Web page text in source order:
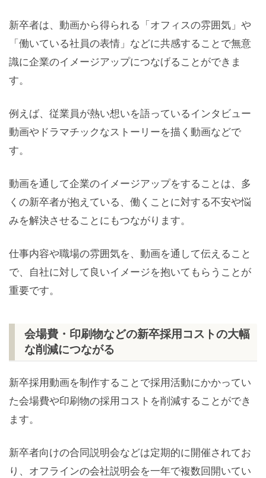
新卒者は、動画から得られる「オフィスの雰囲気」や
「働いている社員の表情」などに共感することで無意
識に企業のイメージアップにつなげることができま
す。
例えば、従業員が熱い想いを語っているインタビュー
動画やドラマチックなストーリーを描く動画などで
す。
動画を通して企業のイメージアップをすることは、多
くの新卒者が抱えている、働くことに対する不安や悩
みを解決させることにもつながります。
仕事内容や職場の雰囲気を、動画を通して伝えること
で、自社に対して良いイメージを抱いてもらうことが
重要です。
会場費・印刷物などの新卒採用コストの大幅
な削減につながる
新卒採用動画を制作することで採用活動にかかってい
た会場費や印刷物の採用コストを削減することができ
ます。
新卒者向けの合同説明会などは定期的に開催されてお
り、オフラインの会社説明会を一年で複数回開いてい